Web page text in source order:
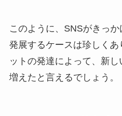
このように、SNSがきっ
発展するケースは珍しく
ットの発達によって、新
増えたと言えるでしょう。